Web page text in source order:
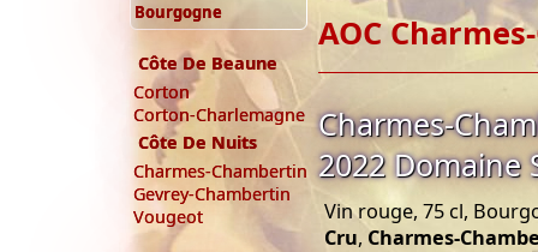
Bourgogne
Côte De Beaune
Corton
Corton-Charlemagne
Côte De Nuits
Charmes-Chambertin
Gevrey-Chambertin
Vougeot
AOC
Charmes-
2022 Domaine
Vin rouge, 75 cl,
Cru, Charmes-